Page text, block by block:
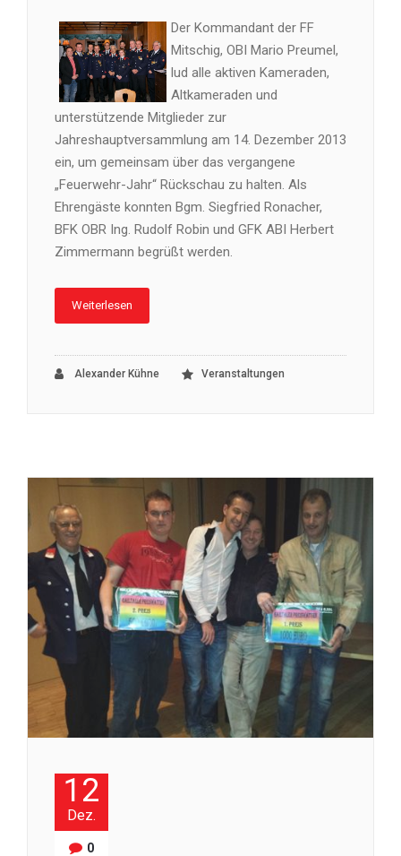
Der Kommandant der FF
Mitschig, OBI Mario Preumel,
lud alle aktiven Kameraden,
Altkameraden und
unterstützende Mitglieder zur
Jahreshauptversammlung am 14. Dezember 2013
ein, um gemeinsam über das vergangene
„Feuerwehr-Jahr“ Rückschau zu halten. Als
Ehrengäste konnten Bgm. Siegfried Ronacher,
BFK OBR Ing. Rudolf Robin und GFK ABI Herbert
Zimmermann begrüßt werden.
Weiterlesen
Alexander Kühne Veranstaltungen
12
Dez.
0